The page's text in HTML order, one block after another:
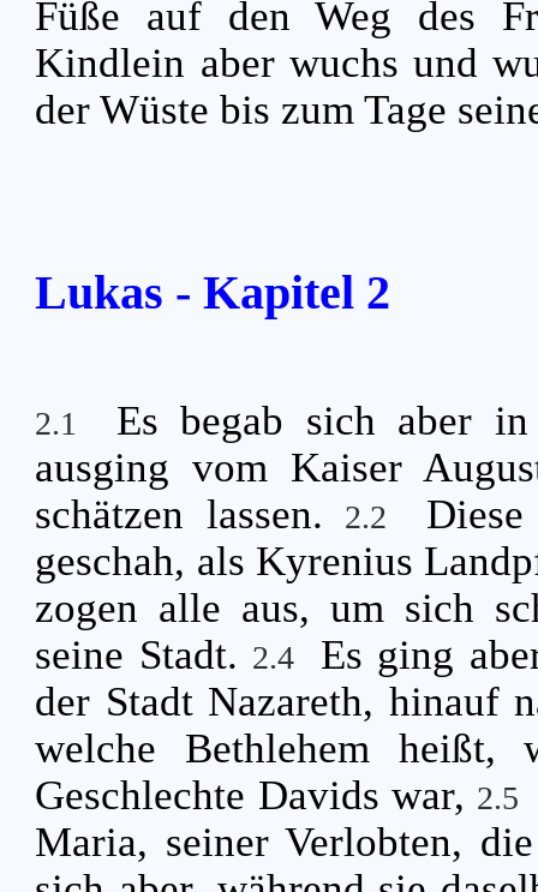
Füße auf den Weg des
Kindlein aber wuchs und
der Wüste bis zum Tage
Lukas - Kapitel 2
2.1
Es begab sich aber
ausging vom Kaiser
schätzen lassen.
2.2
geschah, als Kyrenius
zogen alle aus, um sich
seine Stadt. 2.4
Es ging
der Stadt Nazareth, hinauf
welche Bethlehem
Geschlechte Davids war, 2.5
Maria, seiner Verlobten,